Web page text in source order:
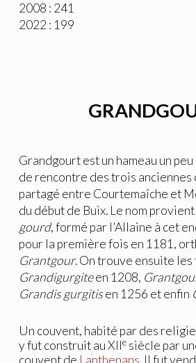
2008 : 241
2022 : 199
Grandgourt est un hameau un
de rencontre des trois anciennes
partagé entre Courtemaîche et
du début de Buix. Le nom
gourd, formé par l’Allaine à cet
pour la première fois en 1181,
Grantgour. On trouve ensuite
Grandigurgiteen 1208,
Grandis gurgitisen 1256 et enfin
Un couvent, habité par des
y fut construit au XIIe siècle par